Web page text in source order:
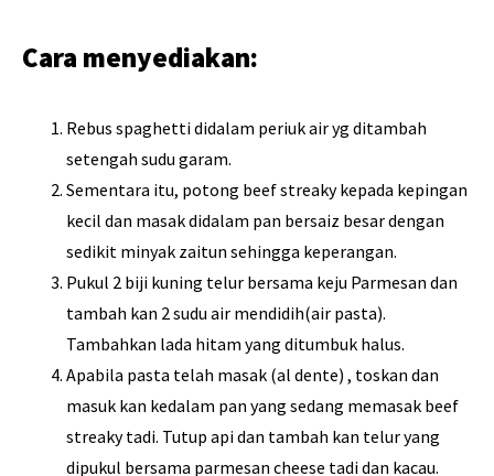
Cara menyediakan:
Rebus spaghetti didalam periuk air yg ditambah
setengah sudu garam.
Sementara itu, potong beef streaky kepada kepingan
kecil dan masak didalam pan bersaiz besar dengan
sedikit minyak zaitun sehingga keperangan.
Pukul 2 biji kuning telur bersama keju Parmesan dan
tambah kan 2 sudu air mendidih(air pasta).
Tambahkan lada hitam yang ditumbuk halus.
Apabila pasta telah masak (al dente) , toskan dan
masuk kan kedalam pan yang sedang memasak beef
streaky tadi. Tutup api dan tambah kan telur yang
dipukul bersama parmesan cheese tadi dan kacau.